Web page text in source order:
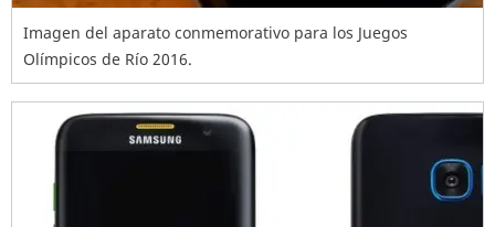
Imagen del aparato conmemorativo para los Juegos
Olímpicos de Río 2016.